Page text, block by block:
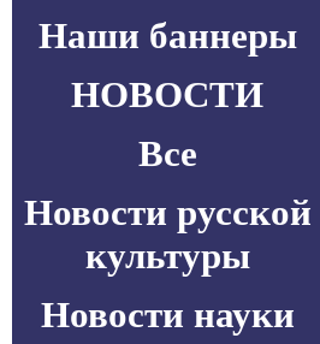
Наши баннеры
НОВОСТИ
Все
Новости русской
культуры
Новости науки